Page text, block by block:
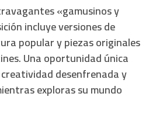
«gamusinos y
incluye versiones de
popular y piezas originales
Una oportunidad única
desenfrenada y
exploras su mundo